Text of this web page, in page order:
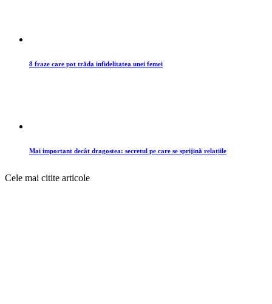
8 fraze care pot trăda infidelitatea unei femei
Mai important decât dragostea: secretul pe care se sprijină relațiile
Cele mai citite articole